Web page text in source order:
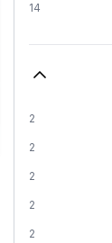
14
2
2
2
2
2